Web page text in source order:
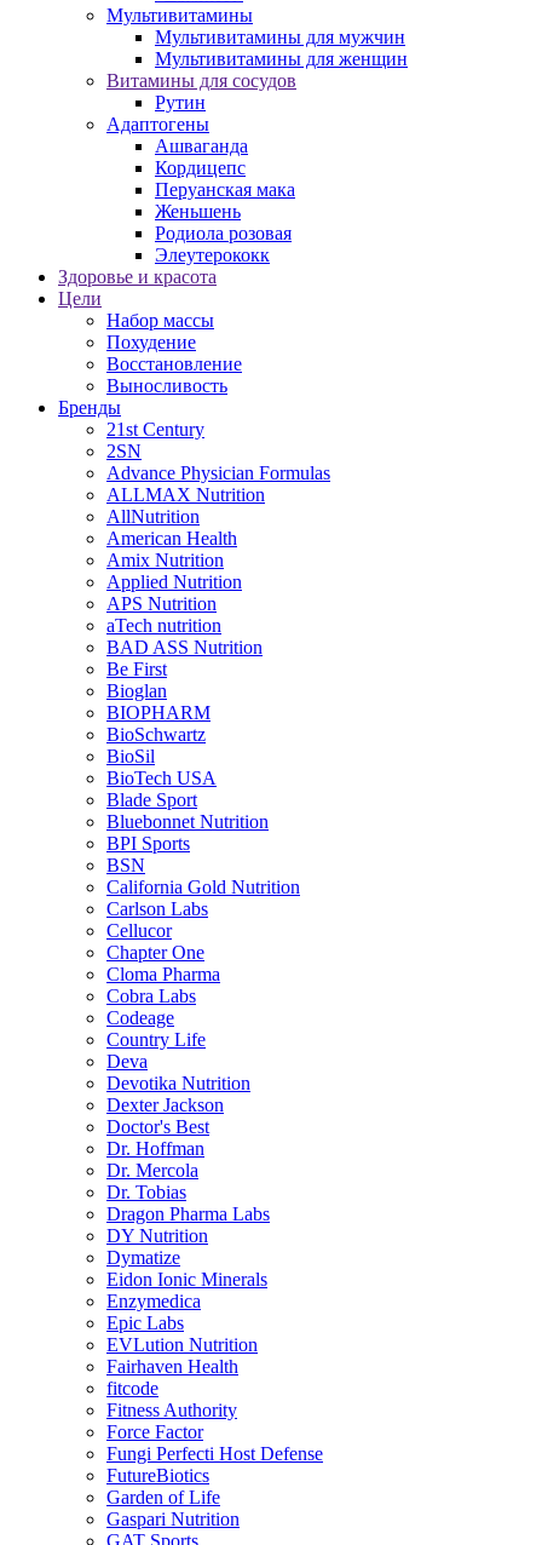
Мультивитамины
Мультивитамины для мужчин
Мультивитамины для женщин
Витамины для сосудов
Рутин
Адаптогены
Ашваганда
Кордицепс
Перуанская мака
Женьшень
Родиола розовая
Элеутерококк
Здоровье и красота
Цели
Набор массы
Похудение
Восстановление
Выносливость
Бренды
21st Century
2SN
Advance Physician Formulas
ALLMAX Nutrition
AllNutrition
American Health
Amix Nutrition
Applied Nutrition
APS Nutrition
aTech nutrition
BAD ASS Nutrition
Be First
Bioglan
BIOPHARM
BioSchwartz
BioSil
BioTech USA
Blade Sport
Bluebonnet Nutrition
BPI Sports
BSN
California Gold Nutrition
Carlson Labs
Cellucor
Chapter One
Cloma Pharma
Cobra Labs
Codeage
Country Life
Deva
Devotika Nutrition
Dexter Jackson
Doctor's Best
Dr. Hoffman
Dr. Mercola
Dr. Tobias
Dragon Pharma Labs
DY Nutrition
Dymatize
Eidon Ionic Minerals
Enzymedica
Epic Labs
EVLution Nutrition
Fairhaven Health
fitcode
Fitness Authority
Force Factor
Fungi Perfecti Host Defense
FutureBiotics
Garden of Life
Gaspari Nutrition
GAT Sports